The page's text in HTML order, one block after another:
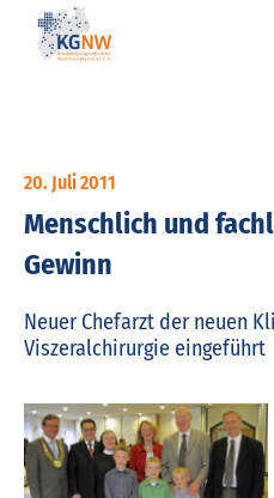
20. Juli 2011
Menschlich und
Gewinn
Neuer Chefarzt der neuen
Viszeralchirurgie eingeführt